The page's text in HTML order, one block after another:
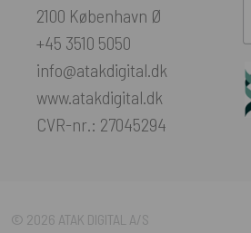
2100 København Ø
+45 3510 5050
info@atakdigital.dk
www.atakdigital.dk
CVR-nr.: 27045294
© 2026 ATAK DIGITAL A/S